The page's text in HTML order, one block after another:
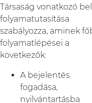
Társaság vonatkozó
folyamatutasítása
szabályozza, aminek
folyamatlépései a
következők:
A bejelentés
fogadása,
nyilvántartásba